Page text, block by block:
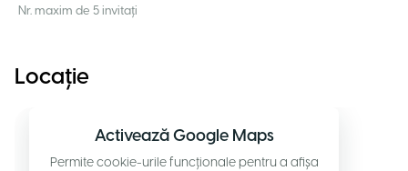
Nr. maxim de 5 invitați
Locație
Activează Google Maps
Permite cookie-urile funcționale pentru a afișa